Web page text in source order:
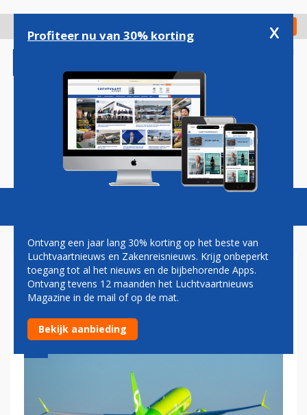
gaan
Check in
Magazine Podcasts Vacatures
BOEING LEVERT EERSTE 737
MAX AF IN RUSLAND
Profiteer nu van 30% korting x
Ontvang een jaar lang 30% korting op het beste van
Luchtvaartnieuws en Zakenreisnieuws. Krijg onbeperkt
toegang tot al het nieuws en de bijbehorende Apps.
Ontvang tevens 12 maanden het Luchtvaartnieuws
Magazine in de mail of op de mat.
Bekijk aanbieding